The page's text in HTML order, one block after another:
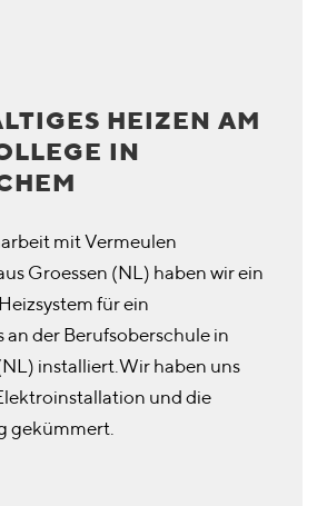
HEIZEN AM
IN
mit Vermeulen
Groessen (NL) haben wir ein
für ein
an der Berufsoberschule in
installiert.Wir haben uns
und die
gekümmert.